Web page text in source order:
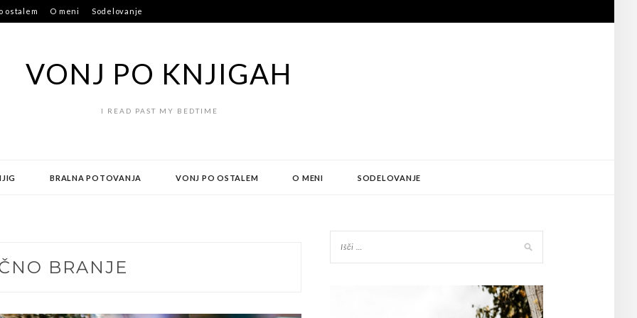
ostalem O meni Sodelovanje
VONJ PO KNJIGAH
I READ PAST MY BEDTIME
BRALNA POTOVANJA VONJ PO OSTALEM O MENI SODELOVANJE
BRANJE